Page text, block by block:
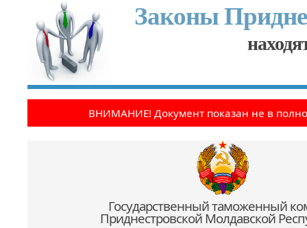
Законы
ВНИМАНИЕ! Документ показан не в
Государственный таможенный
Приднестровской Молдавской